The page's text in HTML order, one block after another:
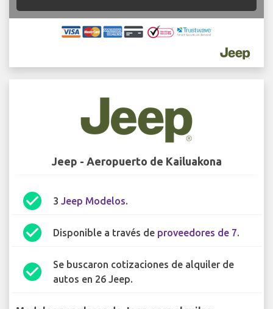
Jeep - Aeropuerto de Kailuakona
check_circle 3 Jeep Modelos.
check_circle Disponible a través de proveedores de 7.
check_circle
Se buscaron cotizaciones de alquiler de
autos en 26 Jeep.